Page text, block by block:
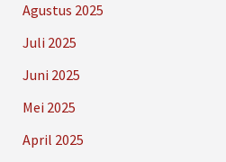
Agustus 2025
Juli 2025
Juni 2025
Mei 2025
April 2025